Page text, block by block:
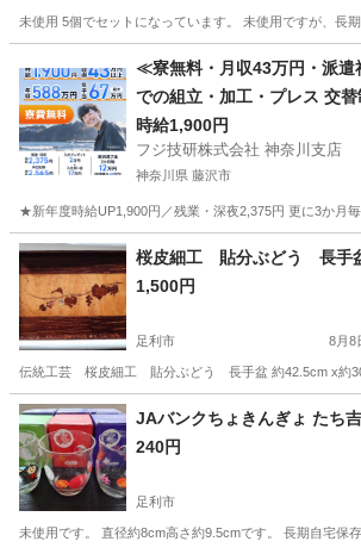
未使用 5個でセットになっています。 未使用ですが、長
食器 小鉢
≪寮無料・月収43万円・派
での組立・加工・プレス 交替
時給1,900円
フジ技研株式会社 神奈川支店
神奈川県 藤沢市
★新年度時給UP1,900円／残業・深夜2,375円 更に3か月
神奈川 藤沢市 その他
桜皮細工 貼分ぶどう 長手
1,500円
足利市 8月8
伝統工芸 桜皮細工 貼分ぶどう 長手盆 約42.5cm x約
栃木 足利市 食器
JAバンクちょきんぎょ たち
240円
足利市
未使用です。 直径約8cm高さ約9.5cmです。 長期自宅保